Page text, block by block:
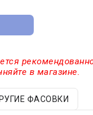
в магазине.
ФАСОВКИ